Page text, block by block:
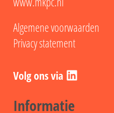
Algemene voorwaarden
Privacy statement
Informatie